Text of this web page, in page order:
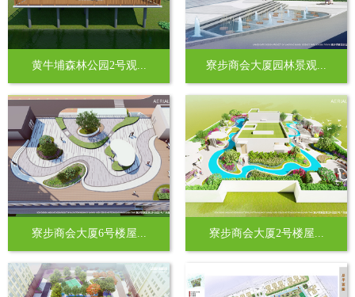
黄牛埔森林公园2号观... 寮步商会大厦园林景观...
寮步商会大厦6号楼屋... 寮步商会大厦2号楼屋...